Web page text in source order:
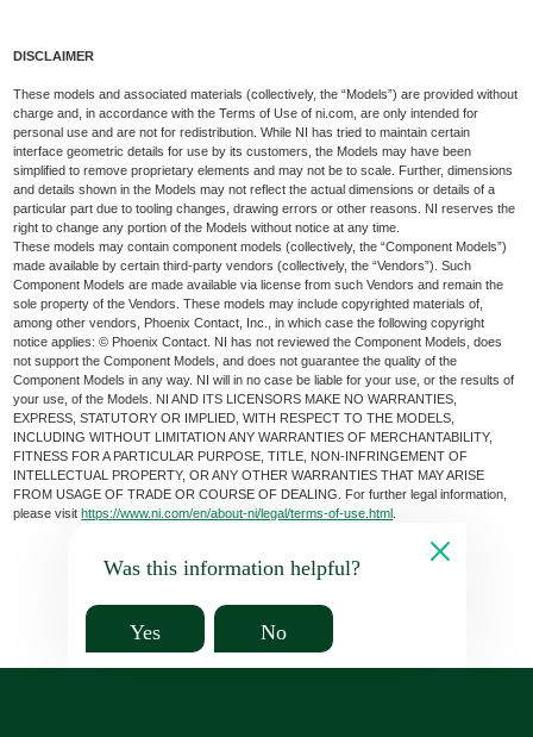
DISCLAIMER
These models and associated materials (collectively, the “Models”) are provided without
charge and, in accordance with the Terms of Use of ni.com, are only intended for
personal use and are not for redistribution. While NI has tried to maintain certain
interface geometric details for use by its customers, the Models may have been
simplified to remove proprietary elements and may not be to scale. Further, dimensions
and details shown in the Models may not reflect the actual dimensions or details of a
particular part due to tooling changes, drawing errors or other reasons. NI reserves the
right to change any portion of the Models without notice at any time.
These models may contain component models (collectively, the “Component Models”)
made available by certain third-party vendors (collectively, the “Vendors”). Such
Component Models are made available via license from such Vendors and remain the
sole property of the Vendors. These models may include copyrighted materials of,
among other vendors, Phoenix Contact, Inc., in which case the following copyright
notice applies: © Phoenix Contact. NI has not reviewed the Component Models, does
not support the Component Models, and does not guarantee the quality of the
Component Models in any way. NI will in no case be liable for your use, or the results of
your use, of the Models. NI AND ITS LICENSORS MAKE NO WARRANTIES,
EXPRESS, STATUTORY OR IMPLIED, WITH RESPECT TO THE MODELS,
INCLUDING WITHOUT LIMITATION ANY WARRANTIES OF MERCHANTABILITY,
FITNESS FOR A PARTICULAR PURPOSE, TITLE, NON-INFRINGEMENT OF
INTELLECTUAL PROPERTY, OR ANY OTHER WARRANTIES THAT MAY ARISE
FROM USAGE OF TRADE OR COURSE OF DEALING. For further legal information,
please visithttps://www.ni.com/en/about-ni/legal/terms-of-use.html
Was this information helpful?
Yes No